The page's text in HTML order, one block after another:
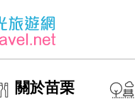
關於苗栗